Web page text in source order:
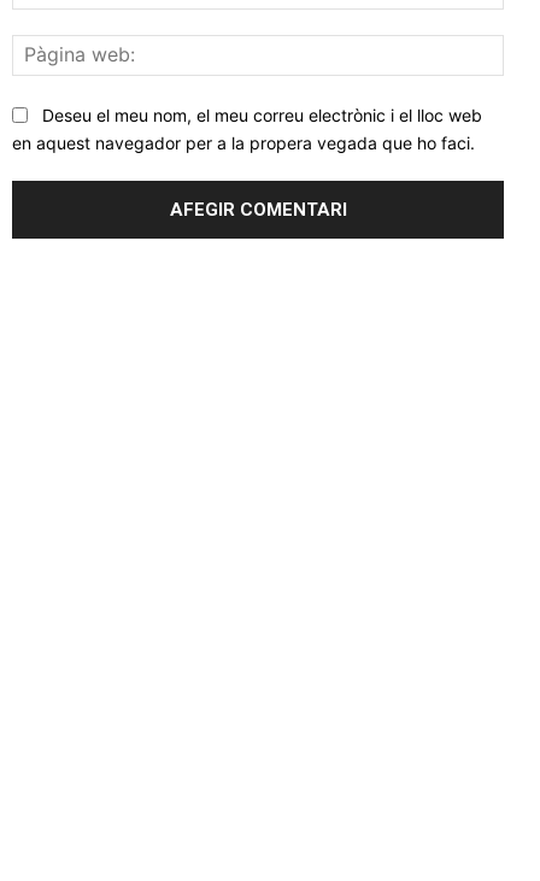
web:
Deseu el meu nom, el meu correu electrònic i el lloc web
en aquest navegador per a la propera vegada que ho faci.